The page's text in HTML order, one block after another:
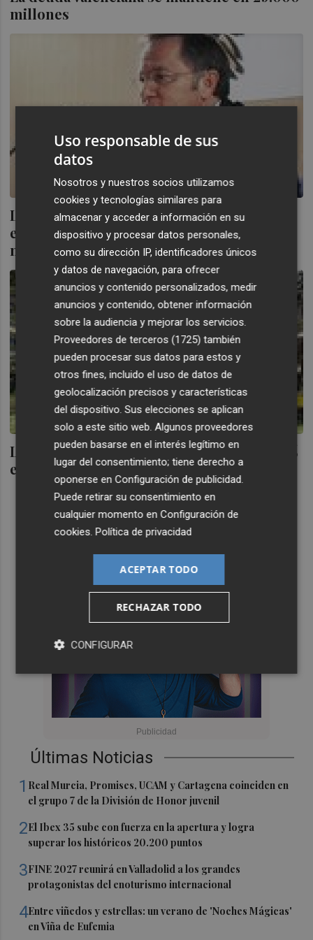
millones
La deuda de la Comunitat Valenciana roza
el 30% del PIB tras aumentar 8.133
millones
Las ventas de coches en la UE caen un 6,3%
en el primer semestre
Últimas Noticias
1 Real Murcia, Promises, UCAM y Cartagena coinciden en
el grupo 7 de la División de Honor juvenil
2El Ibex 35 sube con fuerza en la apertura y logra
superar los históricos 20.200 puntos
3FINE 2027 reunirá en Valladolid a los grandes
protagonistas del enoturismo internacional
4Entre viñedos y estrellas: un verano de 'Noches Mágicas'
en Viña de Eufemia
Uso responsable de sus
datos
Nosotros y nuestros socios utilizamos
cookies y tecnologías similares para
almacenar y acceder a información en su
dispositivo y procesar datos personales,
como su dirección IP, identificadores únicos
y datos de navegación, para ofrecer
anuncios y contenido personalizados, medir
anuncios y contenido, obtener información
sobre la audiencia y mejorar los servicios.
Proveedores de terceros (1725) también
pueden procesar sus datos para estos y
otros fines, incluido el uso de datos de
geolocalización precisos y características
del dispositivo. Sus elecciones se aplican
solo a este sitio web. Algunos proveedores
pueden basarse en el interés legítimo en
lugar del consentimiento; tiene derecho a
oponerse enConfiguración de publicidad
Puede retirar su consentimiento en
cualquier momento enConfiguración de
cookies .Política de privacidad
ACEPTAR TODO
RECHAZAR TODO
CONFIGURAR